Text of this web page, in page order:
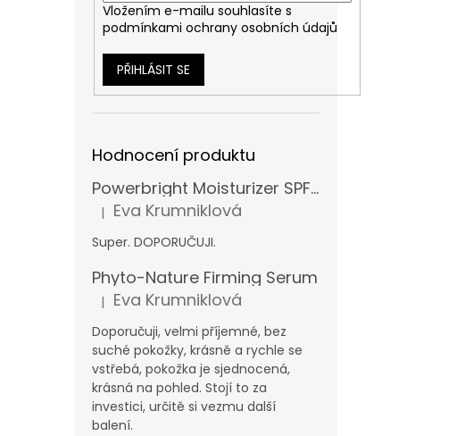
Vložením e-mailu souhlasíte s
podmínkami ochrany osobních údajů
PŘIHLÁSIT SE
Hodnocení produktu
Powerbright Moisturizer SPF 50
Hodnocení produktu je 5 z 5 hvězdiček.
| Eva Krumniklová
Super. DOPORUČUJI.
Phyto-Nature Firming Serum
Hodnocení produktu je 5 z 5 hvězdiček.
| Eva Krumniklová
Doporučuji, velmi příjemné, bez
suché pokožky, krásně a rychle se
vstřebá, pokožka je sjednocená,
krásná na pohled. Stojí to za
investici, určitě si vezmu další
balení.